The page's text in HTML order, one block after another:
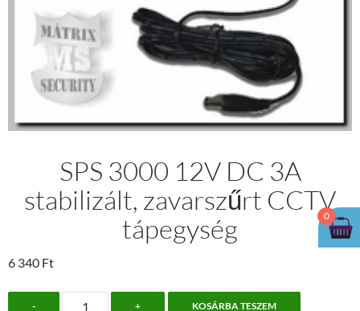
SPS 3000 12V DC 3A
stabilizált, zavarszűrt CCTV
tápegység
6 340 Ft
- + KOSÁRBA TESZEM
0